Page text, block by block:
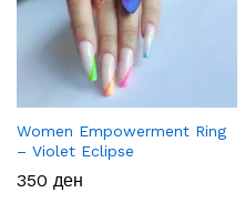
Women Empowerment Ring
– Violet Eclipse
350 ден